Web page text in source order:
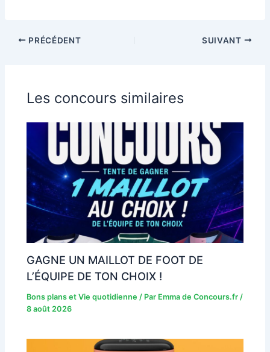
PRÉCÉDENT SUIVANT
Les concours similaires
GAGNE UN MAILLOT DE FOOT DE
L’ÉQUIPE DE TON CHOIX !
Bons plans et Vie quotidienne / Par Emma de Concours.fr /
8 août 2026